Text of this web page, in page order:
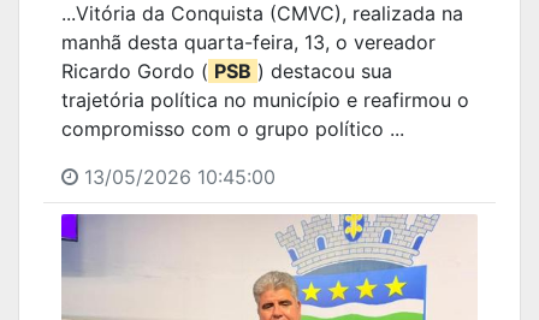
...Vitória da Conquista (CMVC), realizada na
manhã desta quarta-feira, 13, o vereador
Ricardo Gordo ( PSB ) destacou sua
trajetória política no município e reafirmou o
compromisso com o grupo político ...
13/05/2026 10:45:00